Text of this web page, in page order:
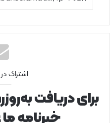
اشتراک
برای دریافت
خبرنامه